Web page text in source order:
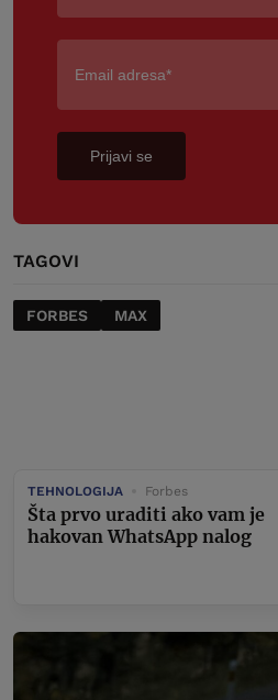
Prijavi se
TAGOVI
FORBES MAX
TEHNOLOGIJA Forbes
Šta prvo uraditi ako vam je
hakovan WhatsApp nalog